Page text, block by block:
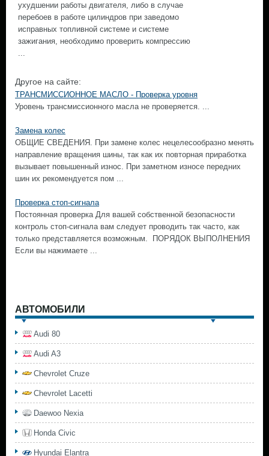
ухудшении работы двигателя, либо в случае
перебоев в работе цилиндров при заведомо
исправных топливной системе и системе
зажигания, необходимо проверить компрессию
...
Другое на сайте:
ТРАНСМИССИОННОЕ МАСЛО - Проверка уровня
Уровень трансмиссионного масла не проверяется. ...
Замена колес
ОБЩИЕ СВЕДЕНИЯ. При замене колес нецелесообразно менять
направление вращения шины, так как их повторная приработка
вызывает повышенный износ. При заметном износе передних
шин их рекомендуется пом ...
Проверка стоп-сигнала
Постоянная проверка Для вашей собственной безопасности
контроль стоп-сигнала вам следует проводить так часто, как
только представляется возможным. ПОРЯДОК ВЫПОЛНЕНИЯ
Если вы нажимаете ...
АВТОМОБИЛИ
Audi 80
Audi A3
Chevrolet Cruze
Chevrolet Lacetti
Daewoo Nexia
Honda Civic
Hyundai Elantra